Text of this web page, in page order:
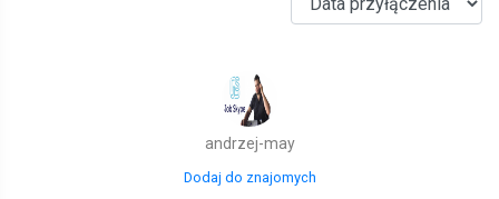
andrzej-may
Dodaj do znajomych